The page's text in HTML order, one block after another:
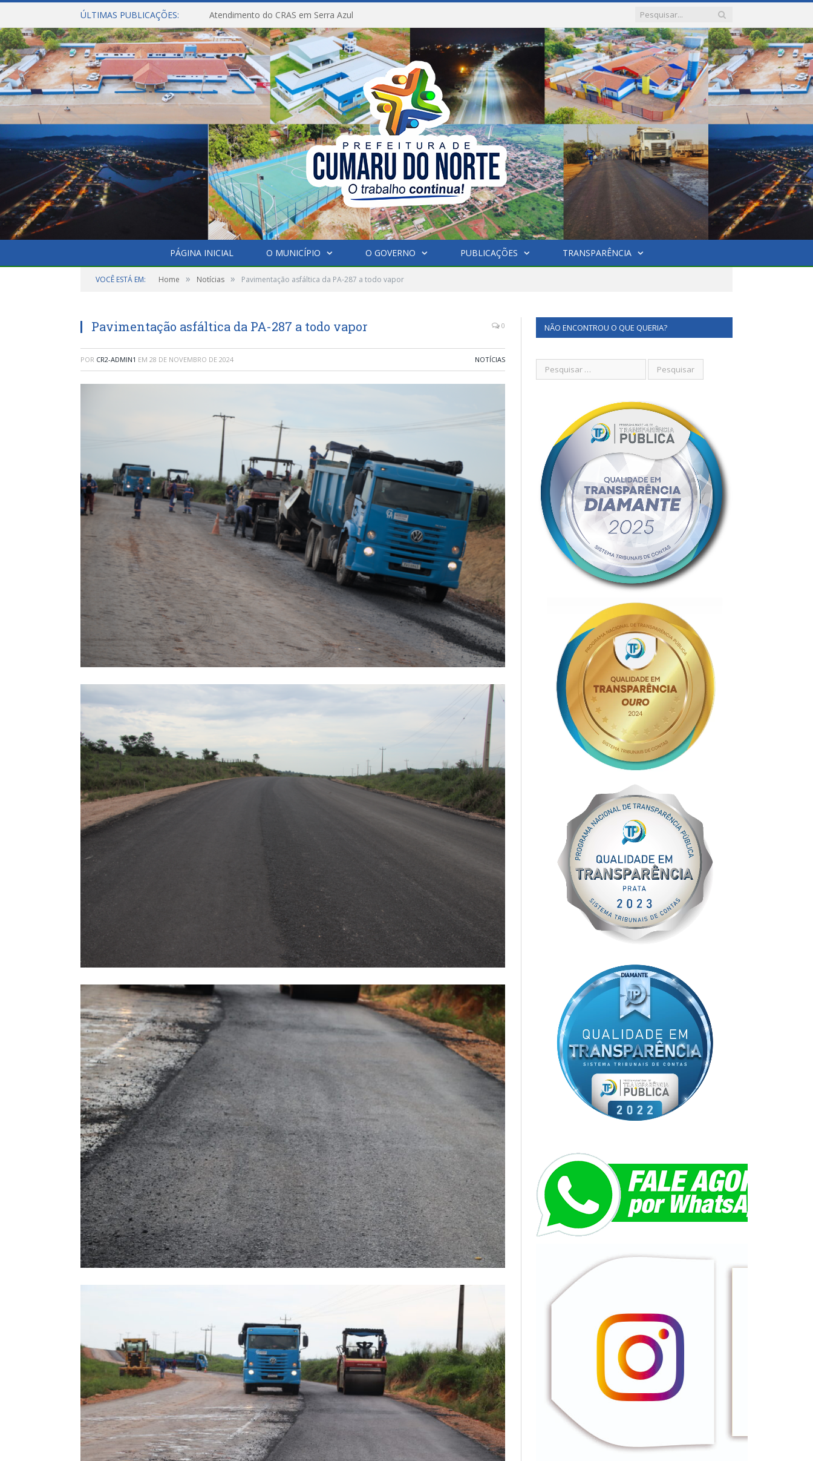
ÚLTIMAS PUBLICAÇÕES: Atendimento do CRAS em Serra Azul
PÁGINA INICIAL O MUNICÍPIO O GOVERNO PUBLICAÇÕES TRANSPARÊNCIA
VOCÊ ESTÁ EM: Home » Notícias » Pavimentação asfáltica da PA-287 a todo vapor
Pavimentação asfáltica da PA-287 a todo vapor 0
POR CR2-ADMIN1 EM 28 DE NOVEMBRO DE 2024 NOTÍCIAS
NÃO ENCONTROU O QUE QUERIA?